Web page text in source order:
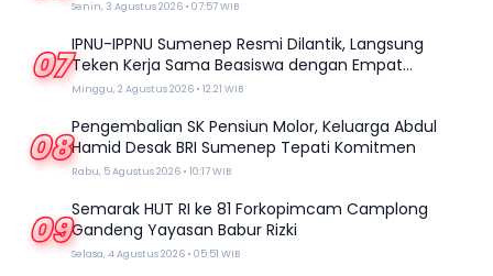
Senin, 3 Agustus 2026 • 07:57 WIB
07IPNU-IPPNU Sumenep Resmi Dilantik, Langsung
Teken Kerja Sama Beasiswa dengan Empat
Kampus
Minggu, 2 Agustus 2026 • 12:21 WIB
08Pengembalian SK Pensiun Molor, Keluarga Abdul
Hamid Desak BRI Sumenep Tepati Komitmen
Rabu, 5 Agustus 2026 • 10:17 WIB
09Semarak HUT RI ke 81 Forkopimcam Camplong
Gandeng Yayasan Babur Rizki
Selasa, 4 Agustus 2026 • 05:51 WIB